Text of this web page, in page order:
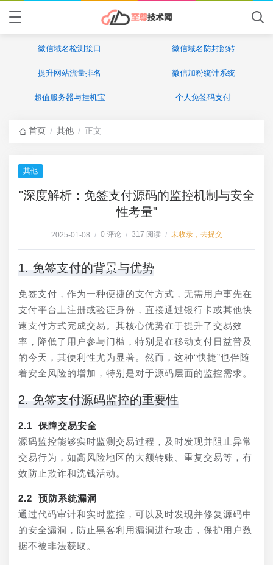
微信域名检测接口 微信域名防封跳转
提升网站流量排名 微信加粉统计系统
超值服务器与挂机宝 个人免签码支付
首页 / 其他 / 正文
其他
"深度解析：免签支付源码的监控机制与安全
性考量"
2025-01-08 / 0 评论 / 317 阅读 / 未收录，去提交
1. 免签支付的背景与优势
免签支付，作为一种便捷的支付方式，无需用户事先在
支付平台上注册或验证身份，直接通过银行卡或其他快
速支付方式完成交易。其核心优势在于提升了交易效
率，降低了用户参与门槛，特别是在移动支付日益普及
的今天，其便利性尤为显著。然而，这种“快捷”也伴随
着安全风险的增加，特别是对于源码层面的监控需求。
2. 免签支付源码监控的重要性
2.1 保障交易安全
源码监控能够实时监测交易过程，及时发现并阻止异常
交易行为，如高风险地区的大额转账、重复交易等，有
效防止欺诈和洗钱活动。
2.2 预防系统漏洞
通过代码审计和实时监控，可以及时发现并修复源码中
的安全漏洞，防止黑客利用漏洞进行攻击，保护用户数
据不被非法获取。